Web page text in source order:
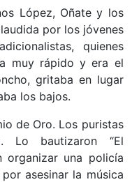
López, Oñate y los
por los jóvenes
quienes
muy rápido y era el
gritaba en lugar
los bajos.
de Oro. Los puristas
Lo bautizaron “El
organizar una policía
asesinar la música